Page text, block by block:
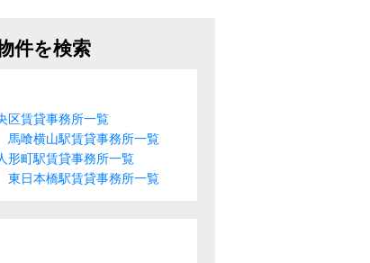
件を検索
区賃貸事務所一覧
馬喰横山駅賃貸事務所一覧
形町駅賃貸事務所一覧
東日本橋駅賃貸事務所一覧